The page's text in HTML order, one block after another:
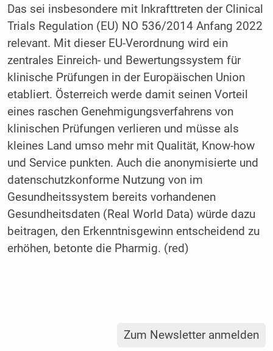
Das sei insbesondere mit Inkrafttreten der Clinical
Trials Regulation (EU) NO 536/2014 Anfang 2022
relevant. Mit dieser EU-Verordnung wird ein
zentrales Einreich- und Bewertungssystem für
klinische Prüfungen in der Europäischen Union
etabliert. Österreich werde damit seinen Vorteil
eines raschen Genehmigungsverfahrens von
klinischen Prüfungen verlieren und müsse als
kleines Land umso mehr mit Qualität, Know-how
und Service punkten. Auch die anonymisierte und
datenschutzkonforme Nutzung von im
Gesundheitssystem bereits vorhandenen
Gesundheitsdaten (Real World Data) würde dazu
beitragen, den Erkenntnisgewinn entscheidend zu
erhöhen, betonte die Pharmig. (red)
Zum Newsletter anmelden